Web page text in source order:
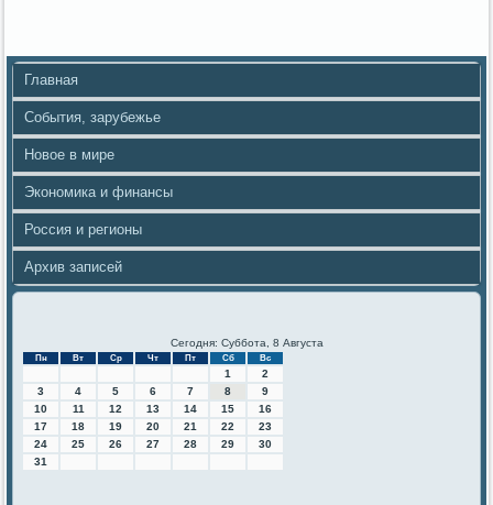
Главная
События, зарубежье
Новое в мире
Экономика и финансы
Россия и регионы
Архив записей
Сегодня: Суббота, 8 Августа
Пн Вт Ср Чт Пт Сб Вс
1
2
3
4 5 6 7 8
9
10
11 12 13 14 15
16
17
18 19 20 21 22
23
24
25 26 27 28 29
30
31